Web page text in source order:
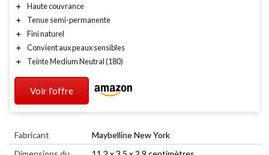
＋
Haute couvrance
＋
Tenue semi-permanente
＋
Fini naturel
＋
Convient aux peaux sensibles
＋
Teinte Medium Neutral (180)
Voir l'offre
Fabricant
‎Maybelline New York